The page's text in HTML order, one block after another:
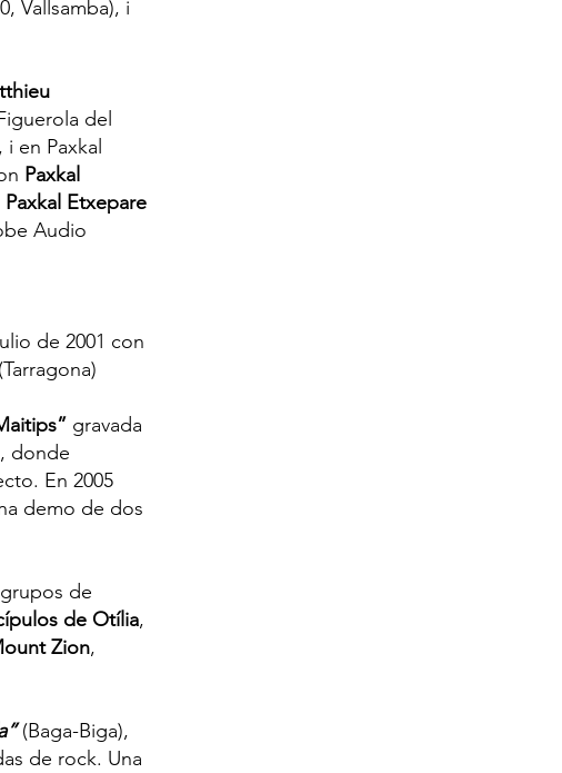
Vallsamba), i
del
, i en Paxkal
Paxkal
Paxkal Etxepare
Audio
de 2001 con
gravada
donde
En 2005
demo de dos
de
de Otília,
Zion,
(Baga-Biga),
de rock. Una